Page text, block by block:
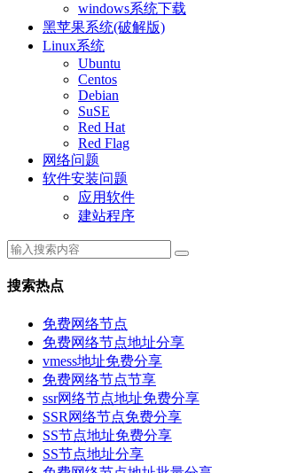
windows系统下载
黑苹果系统(破解版)
Linux系统
Ubuntu
Centos
Debian
SuSE
Red Hat
Red Flag
网络问题
软件安装问题
应用软件
建站程序
搜索热点
免费网络节点
免费网络节点地址分享
vmess地址免费分享
免费网络节点节享
ssr网络节点地址免费分享
SSR网络节点免费分享
SS节点地址免费分享
SS节点地址分享